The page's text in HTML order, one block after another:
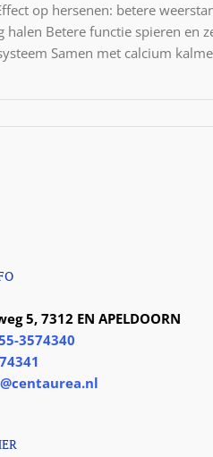
op hersenen: betere
Betere functie spieren en
Samen met calcium
5, 7312 EN APELDOORN
3574340